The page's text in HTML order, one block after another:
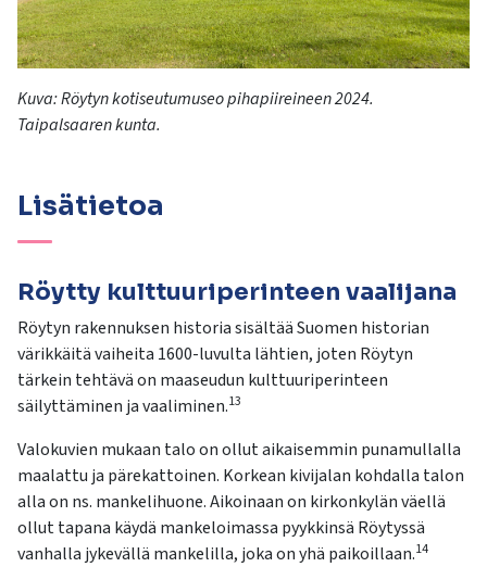
Kuva: Röytyn kotiseutumuseo pihapiireineen 2024.
Taipalsaaren kunta.
Lisätietoa
Röytty kulttuuriperinteen vaalijana
Röytyn rakennuksen historia sisältää Suomen historian
värikkäitä vaiheita 1600-luvulta lähtien, joten Röytyn
tärkein tehtävä on maaseudun kulttuuriperinteen
säilyttäminen ja vaaliminen.13
Valokuvien mukaan talo on ollut aikaisemmin punamullalla
maalattu ja pärekattoinen. Korkean kivijalan kohdalla talon
alla on ns. mankelihuone. Aikoinaan on kirkonkylän väellä
ollut tapana käydä mankeloimassa pyykkinsä Röytyssä
vanhalla jykevällä mankelilla, joka on yhä paikoillaan.14